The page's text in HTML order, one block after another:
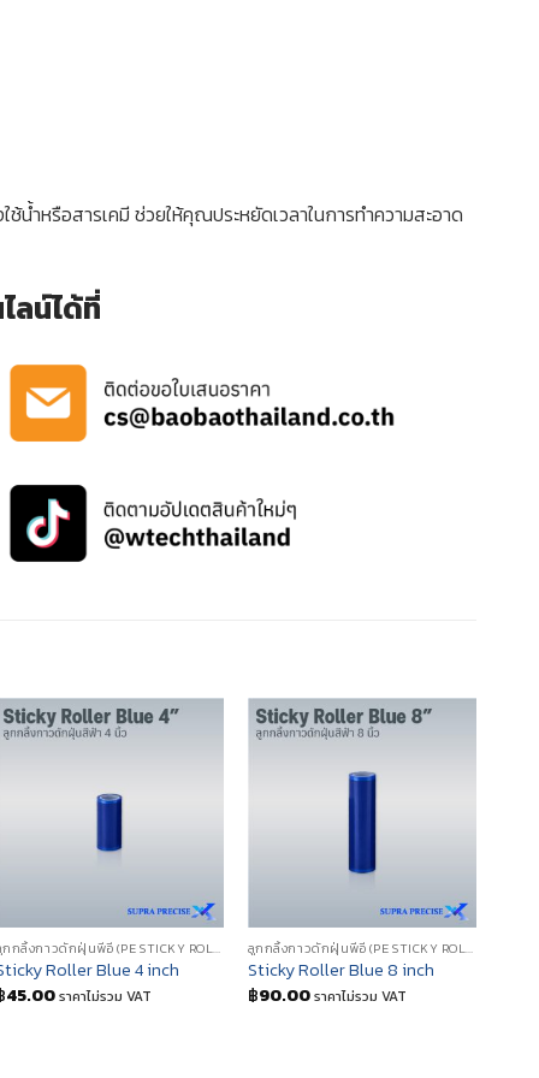
ำหรือสารเคมี ช่วยให้คุณประหยัดเวลาในการทำความสะอาด
ลน์ได้ที่
ลูกกลิ้งกาวดักฝุ่นพีอี (PE STICKY ROLLER)
Roller Blue 4 inch
45.00ราคาไม่รวม VAT
ลูกกลิ้งกาวดักฝุ่นพีอี (PE STICKY ROLLER)
Sticky Roller Blue 8 inch
฿90.00ราคาไม่รวม VAT